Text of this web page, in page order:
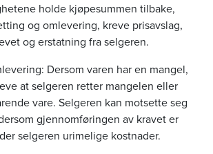
holde kjøpesummen tilbake,
og omlevering, kreve prisavslag,
og erstatning fra selgeren.
Dersom varen har en mangel,
at selgeren retter mangelen eller
vare. Selgeren kan motsette seg
gjennomføringen av kravet er
selgeren urimelige kostnader.